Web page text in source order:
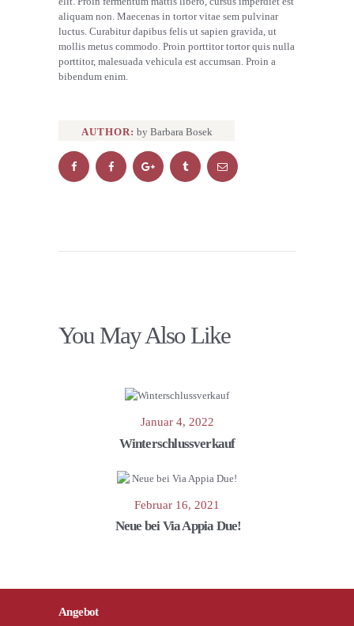
aliquam non. Maecenas in tortor vitae sem pulvinar
luctus. Curabitur dapibus felis ut sapien gravida, ut
mollis metus commodo. Proin porttitor tortor quis nulla
porttitor, malesuada vehicula est accumsan. Proin a
bibendum enim.
AUTHOR: by Barbara Bosek
You May Also Like
Januar 4, 2022
Winterschlussverkauf
Februar 16, 2021
Neue bei Via Appia Due!
Angebot